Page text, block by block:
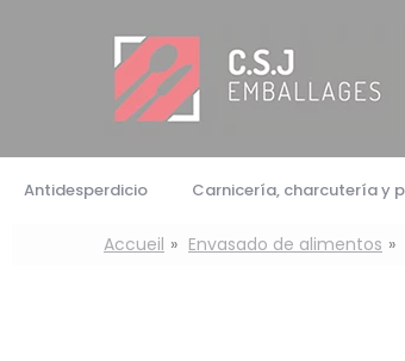
Antidesperdicio Carnicería, charcutería y
Accueil Envasado de alimentos